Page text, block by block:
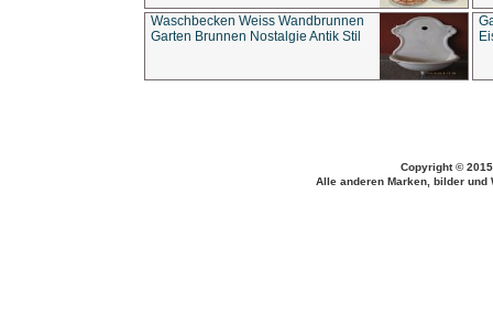
Waschbecken Weiss Wandbrunnen
Garten Brunnen Nostalgie Antik Stil
Copyright ©
Alle anderen Marken, bilder und